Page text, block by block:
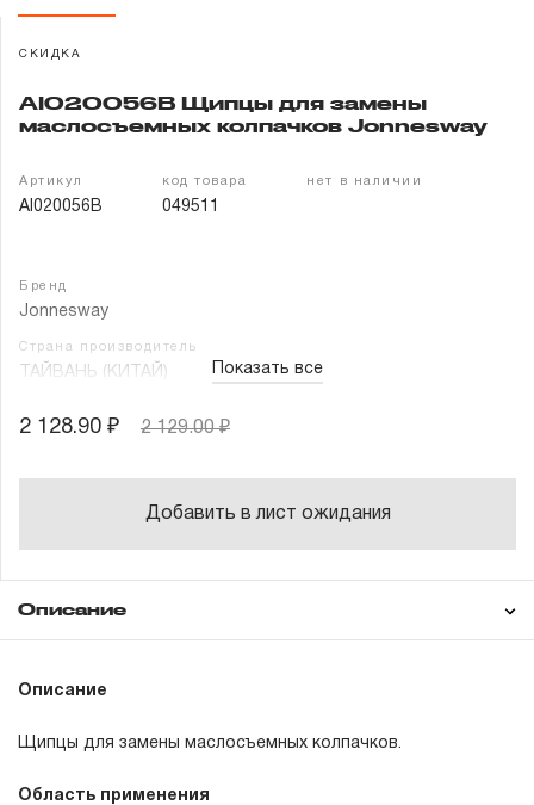
Партнерам
СКИДКА
AI020056B Щипцы для замены
маслосъемных колпачков Jonnesway
Артикул
AI020056B
код товара
049511
нет в наличии
Бренд
Jonnesway
Страна производитель
ТАЙВАНЬ (КИТАЙ) Показать все
2 128.90 ₽ 2 129.00 ₽
Добавить в лист ожидания
Описание
Описание
Щипцы для замены маслосъемных колпачков.
Область применения